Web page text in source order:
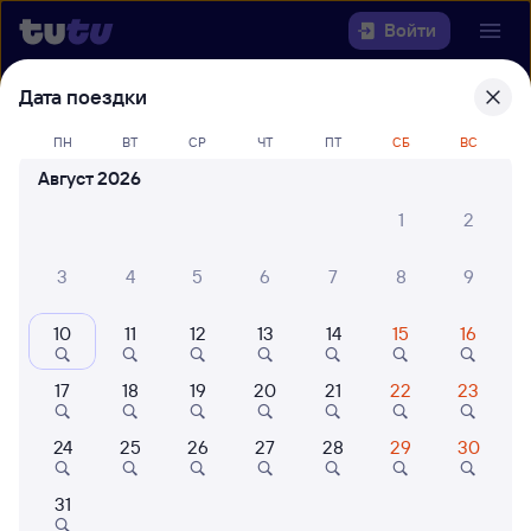
Войти
Выберите день, чтобы найти
билеты Красный Кут — Санкт-
Петербург-Главн.
Куда
Когда
Кто едет
Найти поезда
Дата поездки
ПН ВТ СР ЧТ ПТ СБ ВС
Август 2026
1
2
3 4 5 6 7 8 9
10 11 12 13 14 15 16
17 18 19 20 21 22 23
24 25 26 27 28 29 30
31